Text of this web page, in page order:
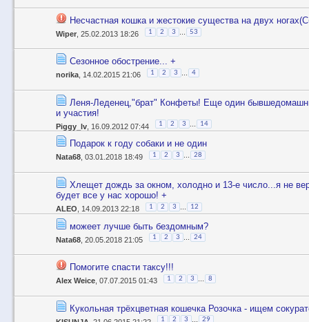
Несчастная кошка и жестокие существа на двух
Wiper , 25.02.2013 18:26 1 2 3 53
Сезонное обострение... +
norika , 14.02.2015 21:06 1 2 3 4
Леня-Леденец,"брат" Конфеты! Еще один
и участия!
Piggy_lv , 16.09.2012 07:44 1 2 3 ... 14
Подарок к году собаки и не один
Nata68 , 03.01.2018 18:49 1 2 3 28
Хлещет дождь за окном, холодно и 13-е число...я не
будет все у нас хорошо! +
ALEO , 14.09.2013 22:18 1 2 3 12
можеет лучше быть бездомным?
Nata68 , 20.05.2018 21:05 1 2 3 ... 24
Помогите спасти таксу!!!
Alex Weice , 07.07.2015 01:43 1 2 3 8
Кукольная трёхцветная кошечка Розочка - ищем
1 2 3 29